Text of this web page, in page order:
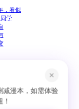
，看似
学
✕
减漫本，如需体验